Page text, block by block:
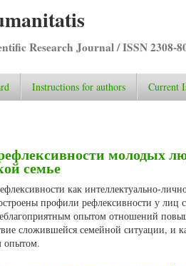
Research Journal / ISSN 2308-
Instructions for authors Current
молодых
семье
как интеллектуально-
профили рефлексивности у
опытом отношений
сложившейся семейной ситуации, и
опытом.